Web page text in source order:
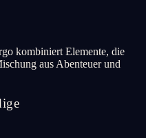
kombiniert Elemente, die
aus Abenteuer und